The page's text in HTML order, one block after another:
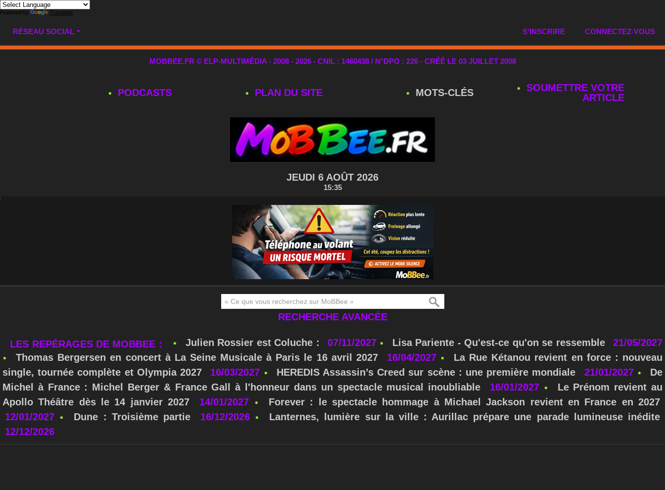
Powered by Translate
RÉSEAU SOCIAL CONNECTEZ-VOUS
S'INSCRIRE
MOBBEE.FR © ELP-MULTIMÉDIA - 2008 - 2026 - CNIL : 1460438 / N°DPO : 226 - CRÉÉ LE 03 JUILLET 2008
PODCASTS PLAN DU SITE MOTS‑CLÉS
SOUMETTRE VOTRE
ARTICLE
JEUDI 6 AOÛT 2026
15:35
RECHERCHE AVANCÉE
LES REPÉRAGES DE MOBBEE : Julien Rossier est Coluche : 07/11/2027 Lisa Pariente - Qu'est-ce qu'on se ressemble
21/05/2027
Thomas Bergersen en concert à La Seine Musicale à Paris le 16 avril 2027
16/04/2027
La Rue Kétanou revient en force : nouveau
single, tournée complète et Olympia 2027
16/03/2027 HEREDIS Assassin’s Creed sur scène : une première mondiale 21/01/2027
De
Michel à France : Michel Berger & France Gall à l'honneur dans un spectacle musical inoubliable
16/01/2027
Le Prénom revient au
Apollo Théâtre dès le 14 janvier 2027
14/01/2027
Forever : le spectacle hommage à Michael Jackson revient en France en 2027
12/01/2027
Dune : Troisième partie 16/12/2026
Lanternes, lumière sur la ville : Aurillac prépare une parade lumineuse inédite
12/12/2026